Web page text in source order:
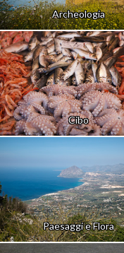
Archeologia
Cibo
Paesaggi e Flora